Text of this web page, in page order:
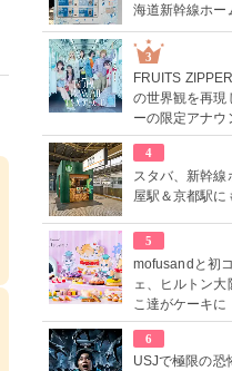
海道新幹線ホー
3
FRUITS
の世界観を再現
ーの限定アナウ
4
スタバ、新幹
屋駅＆京都駅
5
mofusandと初
ェ、ヒルトン
こ達がケーキに
6
USJで極限の恐